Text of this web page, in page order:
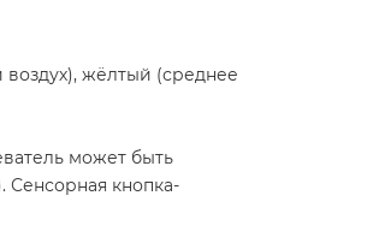
жёлтый (среднее
может быть
Сенсорная кнопка-